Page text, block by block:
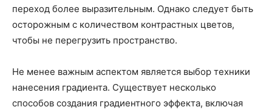
переход более выразительным. Однако следует быть
осторожным с количеством контрастных цветов,
чтобы не перегрузить пространство.
Не менее важным аспектом является выбор техники
нанесения градиента. Существует несколько
способов создания градиентного эффекта, включая